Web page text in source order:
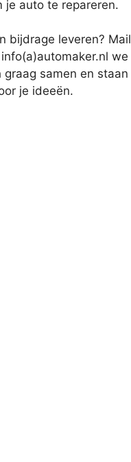
je auto te repareren.
bijdrage leveren? Mail
we
graag samen en staan
je ideeën.